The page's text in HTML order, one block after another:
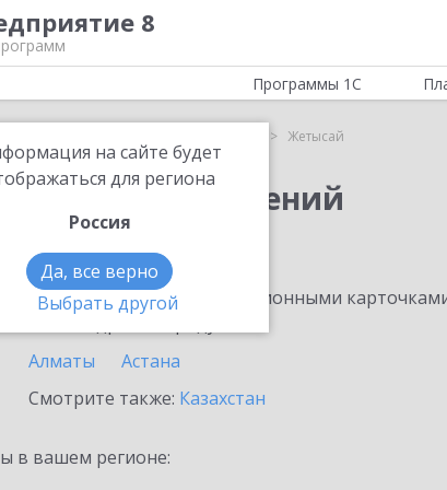
8
на сайте будет
для региона
Россия
Да, все верно
Выбрать другой
Программы 1С
Жетысай
1С:Учет обращений
в Жетысае
Ознакомьтесь с информационными
Алматы
Астана
Смотрите также: Казахстан
в вашем регионе: